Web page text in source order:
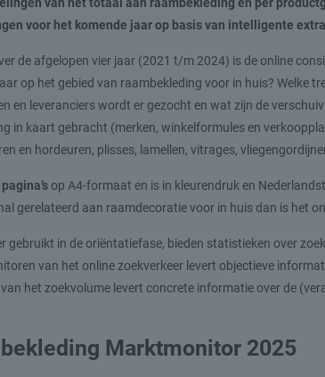
voor het komende jaar op basis van intelligente
de afgelopen vier jaar (2021 t/m 2024) is de online
op het gebied van raambekleding voor in huis? Welke
en leveranciers wordt er gezocht en wat zijn de
in kaart gebracht (merken, winkelformules en
en hordeuren, plisses, lamellen, vitrages,
op A4-formaat en is in kleurendruk en
gerelateerd aan raamdecoratie voor in huis dan is het
gebruikt in de oriëntatiefase, bieden statistieken over
van het online zoekverkeer levert objectieve
het zoekvolume levert concrete informatie over de
Marktmonitor 2025